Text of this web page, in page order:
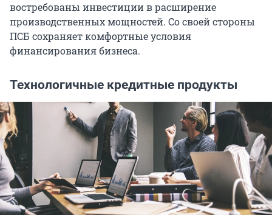
востребованы инвестиции в расширение
производственных мощностей. Со своей стороны
ПСБ сохраняет комфортные условия
финансирования бизнеса.
Технологичные кредитные продукты